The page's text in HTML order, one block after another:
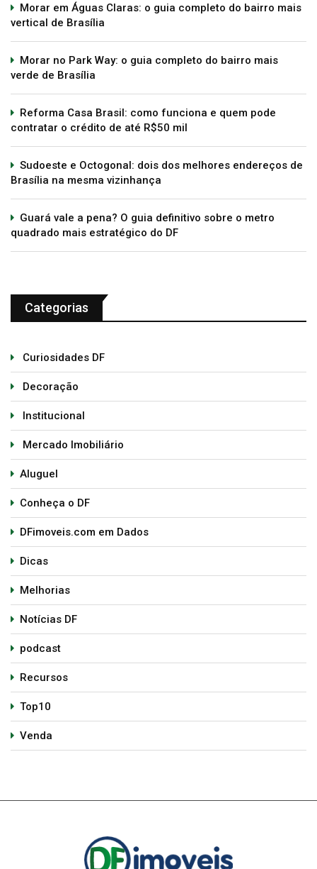
Morar em Águas Claras: o guia completo do bairro mais
vertical de Brasília
Morar no Park Way: o guia completo do bairro mais
verde de Brasília
Reforma Casa Brasil: como funciona e quem pode
contratar o crédito de até R$50 mil
Sudoeste e Octogonal: dois dos melhores endereços de
Brasília na mesma vizinhança
Guará vale a pena? O guia definitivo sobre o metro
quadrado mais estratégico do DF
Categorias
Curiosidades DF
Decoração
Institucional
Mercado Imobiliário
Aluguel
Conheça o DF
DFimoveis.com em Dados
Dicas
Melhorias
Notícias DF
podcast
Recursos
Top10
Venda